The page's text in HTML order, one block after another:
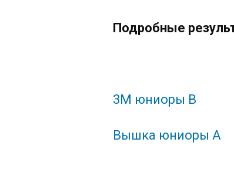
Подробные
3М юниоры В
Вышка юниоры А